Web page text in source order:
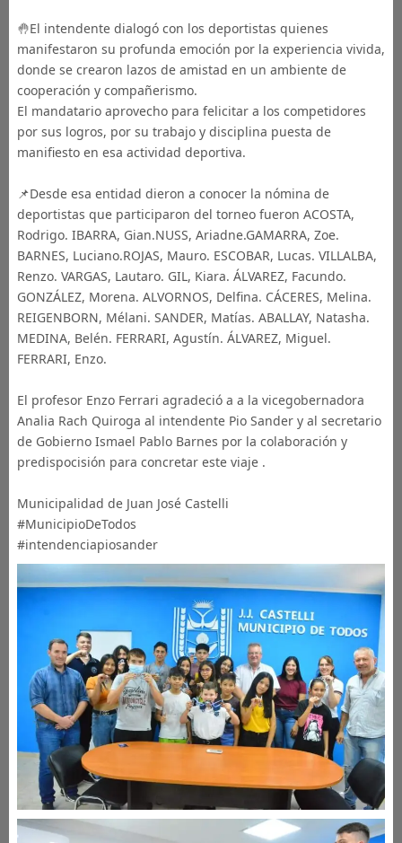
🤚El intendente dialogó con los deportistas quienes
manifestaron su profunda emoción por la experiencia vivida,
donde se crearon lazos de amistad en un ambiente de
cooperación y compañerismo.
El mandatario aprovecho para felicitar a los competidores
por sus logros, por su trabajo y disciplina puesta de
manifiesto en esa actividad deportiva.
📌Desde esa entidad dieron a conocer la nómina de
deportistas que participaron del torneo fueron ACOSTA,
Rodrigo. IBARRA, Gian.NUSS, Ariadne.GAMARRA, Zoe.
BARNES, Luciano.ROJAS, Mauro. ESCOBAR, Lucas. VILLALBA,
Renzo. VARGAS, Lautaro. GIL, Kiara. ÁLVAREZ, Facundo.
GONZÁLEZ, Morena. ALVORNOS, Delfina. CÁCERES, Melina.
REIGENBORN, Mélani. SANDER, Matías. ABALLAY, Natasha.
MEDINA, Belén. FERRARI, Agustín. ÁLVAREZ, Miguel.
FERRARI, Enzo.
El profesor Enzo Ferrari agradeció a a la vicegobernadora
Analia Rach Quiroga al intendente Pio Sander y al secretario
de Gobierno Ismael Pablo Barnes por la colaboración y
predispocisión para concretar este viaje .
Municipalidad de Juan José Castelli
#MunicipioDeTodos
#intendenciapiosander